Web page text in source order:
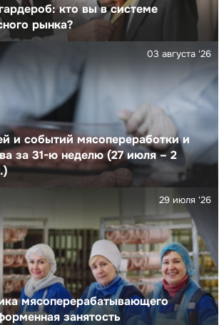
кто вы в системе
рынка?
и событий мясопереработки и
за 31-ю неделю (27 июля – 2
03 августа '26
мясоперерабатывающего
занятость
29 июля '26